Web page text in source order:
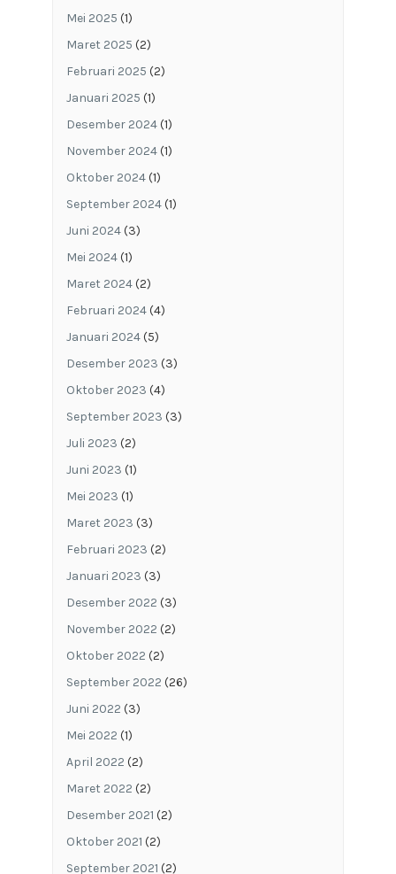
Mei 2025 (1)
Maret 2025 (2)
Februari 2025 (2)
Januari 2025 (1)
Desember 2024(1)
November 2024(1)
Oktober 2024(1)
September 2024(1)
Juni 2024(3)
Mei 2024(1)
Maret 2024(2)
Februari 2024(4)
Januari 2024(5)
Desember 2023 (3)
Oktober 2023 (4)
September 2023 (3)
Juli 2023 (2)
Juni 2023 (1)
Mei 2023 (1)
Maret 2023 (3)
Februari 2023 (2)
Januari 2023 (3)
Desember 2022 (3)
November 2022 (2)
Oktober 2022 (2)
September 2022 (26)
Juni 2022 (3)
Mei 2022 (1)
April 2022 (2)
Maret 2022 (2)
Desember 2021 (2)
Oktober 2021 (2)
September 2021 (2)